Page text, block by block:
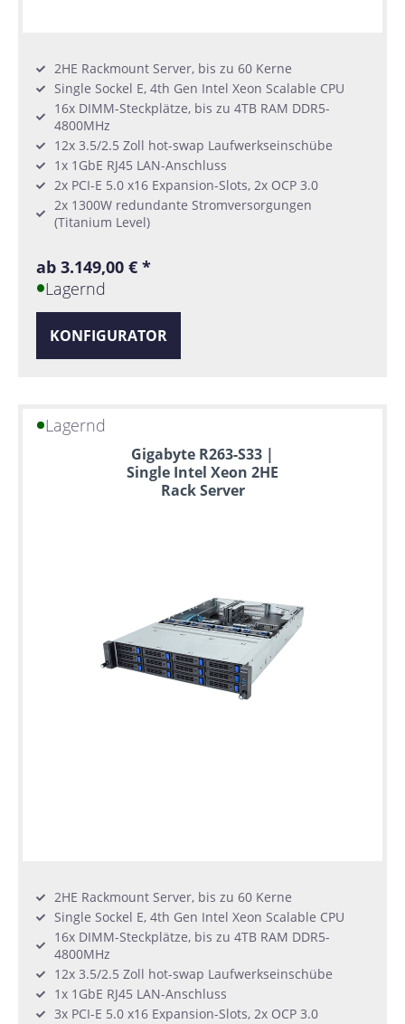
2HE Rackmount Server, bis zu 60 Kerne
Single Sockel E, 4th Gen Intel Xeon Scalable CPU
16x DIMM-Steckplätze, bis zu 4TB RAM DDR5-
4800MHz
12x 3.5/2.5 Zoll hot-swap Laufwerkseinschübe
1x 1GbE RJ45 LAN-Anschluss
2x PCI-E 5.0 x16 Expansion-Slots, 2x OCP 3.0
2x 1300W redundante Stromversorgungen
(Titanium Level)
ab 3.149,00 € *
Lagernd
KONFIGURATOR
Lagernd
Gigabyte R263-S33 |
Single Intel Xeon 2HE
Rack Server
2HE Rackmount Server, bis zu 60 Kerne
Single Sockel E, 4th Gen Intel Xeon Scalable CPU
16x DIMM-Steckplätze, bis zu 4TB RAM DDR5-
4800MHz
12x 3.5/2.5 Zoll hot-swap Laufwerkseinschübe
1x 1GbE RJ45 LAN-Anschluss
3x PCI-E 5.0 x16 Expansion-Slots, 2x OCP 3.0